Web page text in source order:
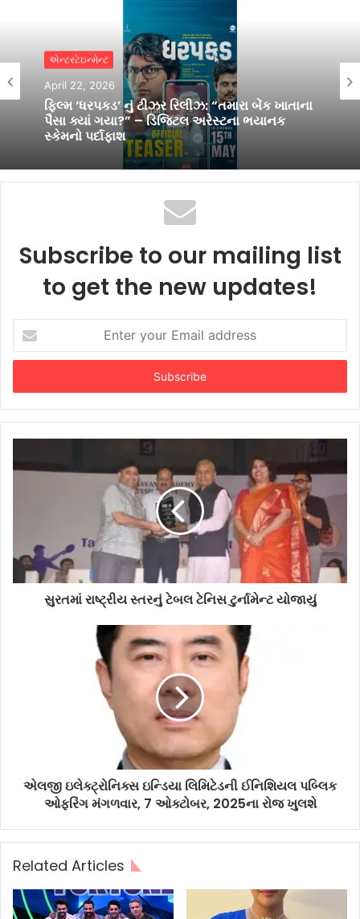
April 9, 2026
“બે ફિલ્મો કામ ન કરી, ત્યારબાદ મેં મારું પહેલું
ટેલિવિઝન પ્રોજેક્ટ મેળવ્યું અને તે ખૂબ સફળ રહ્યું.
આ મારા માટે બીજો મોકો હતો, જેણે મને ફરી
આત્મવિશ્વાસ અને દિશા આપી : ” ઈકબાલ ખાન,
સોની સબ ના યાદેં
Subscribe to our mailing list
to get the new updates!
your
Email
સુરતમાં રાષ્ટ્રીય સ્તરનું ટેબલ ટેનિસ ટુર્નામેન્ટ યોજાયું
એલજી ઇલેક્ટ્રોનિક્સ ઇન્ડિયા લિમિટેડની ઈનિશિયલ પબ્લિક
ઓફરિંગ મંગળવાર, 7 ઓક્ટોબર, 2025ના રોજ ખુલશે
Related Articles